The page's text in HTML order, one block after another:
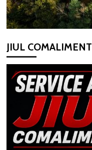
JIUL COMALIMENT